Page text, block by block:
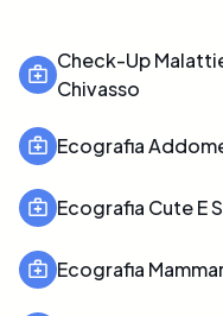
Check-Up
Chivasso
Ecografia
Ecografia Cute E
Ecografia